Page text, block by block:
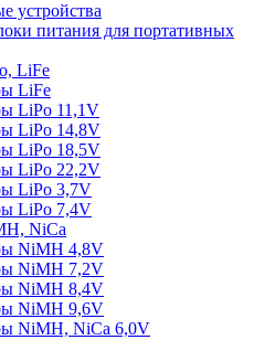
устройства
питания для портативных
LiFe
LiFe
LiPo 11,1V
LiPo 14,8V
LiPo 18,5V
LiPo 22,2V
LiPo 3,7V
LiPo 7,4V
NiCa
NiMH 4,8V
NiMH 7,2V
NiMH 8,4V
NiMH 9,6V
NiMH, NiCa 6,0V